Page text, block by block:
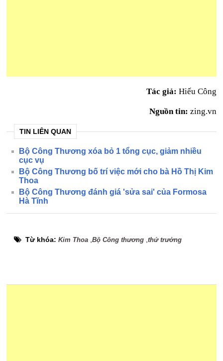
Tác giả: Hiếu Công
Nguồn tin: zing.vn
TIN LIÊN QUAN
Bộ Công Thương xóa bỏ 1 tổng cục, giảm nhiều
cục vụ
Bộ Công Thương bố trí việc mới cho bà Hồ Thị Kim
Thoa
Bộ Công Thương đánh giá 'sửa sai' của Formosa
Hà Tĩnh
Từ khóa:Kim Thoa ,Bộ Công thương ,thứ trưởng